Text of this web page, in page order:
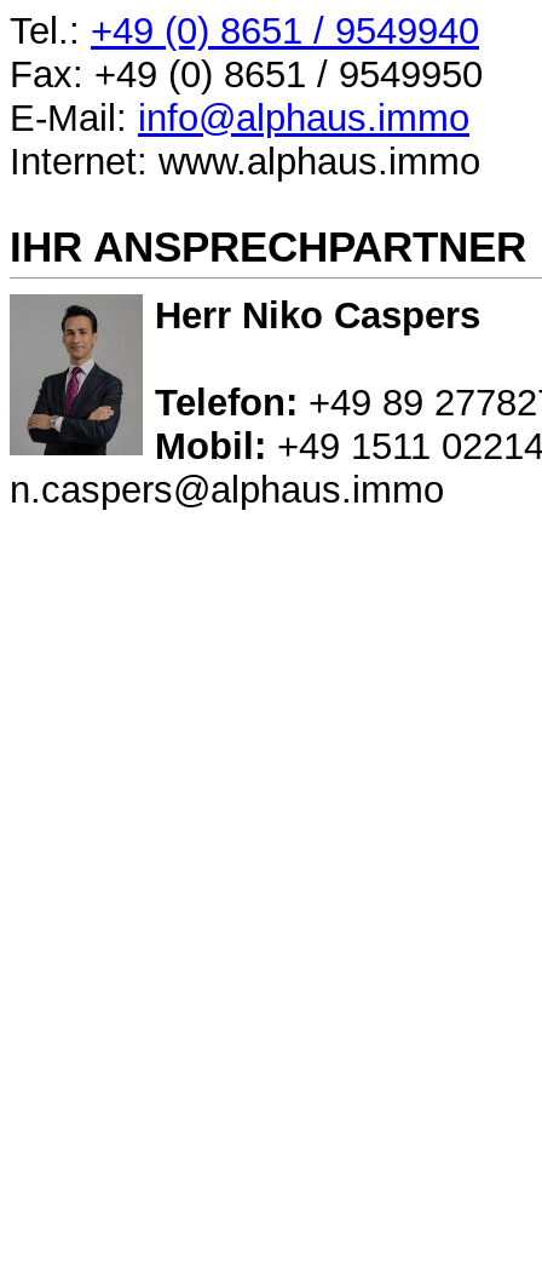
Tel.: +49 (0) 8651 / 9549940
Fax: +49 (0) 8651 / 9549950
E-Mail: info@alphaus.immo
Internet: www.alphaus.immo
IHR ANSPRECHPARTNER
Herr Niko Caspers
Telefon: +49 89
Mobil: +49 1511
n.caspers@alphaus.immo